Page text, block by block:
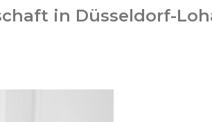
in Düsseldorf-